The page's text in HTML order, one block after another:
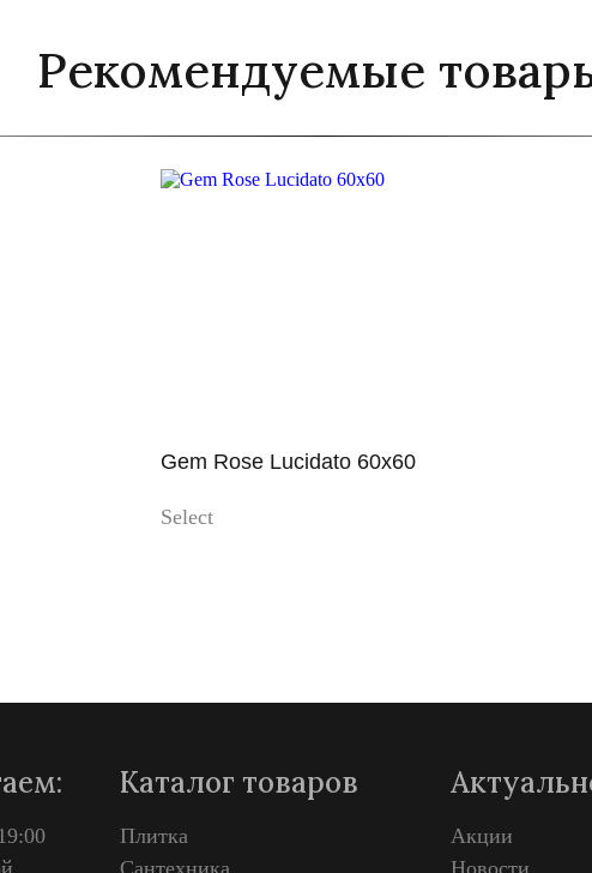
Рекомендуемые
Gem Rose Lucidato 60x60
Select
Каталог товаров
Плитка
Сантехника
Акции
Новости